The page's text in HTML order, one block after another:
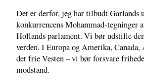
Det er derfor, jeg har tilbudt Garlands
konkurrencens Mohammad-tegninger
Hollands parlament. Vi bør udstille
verden. I Europa og Amerika,
det frie Vesten – vi bør forsvare
modstand.